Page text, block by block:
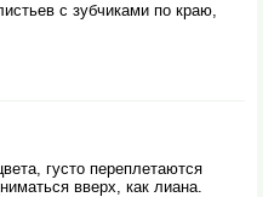
с зубчиками по краю,
густо переплетаются
вверх, как лиана.